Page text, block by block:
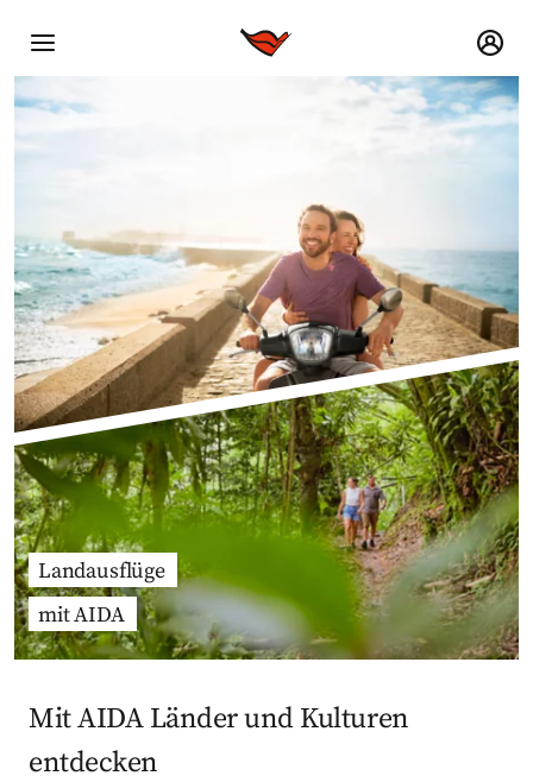
Landausflüge
mit AIDA
Mit AIDA Länder und Kulturen
entdecken